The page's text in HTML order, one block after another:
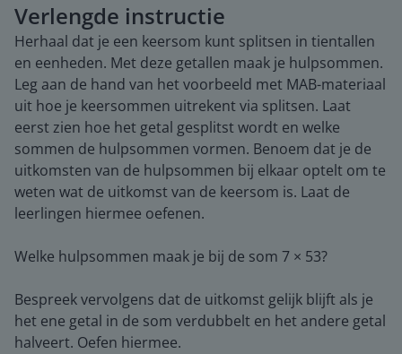
Verlengde instructie
Herhaal dat je een keersom kunt splitsen in tientallen
en eenheden. Met deze getallen maak je hulpsommen.
Leg aan de hand van het voorbeeld met MAB-materiaal
uit hoe je keersommen uitrekent via splitsen. Laat
eerst zien hoe het getal gesplitst wordt en welke
sommen de hulpsommen vormen. Benoem dat je de
uitkomsten van de hulpsommen bij elkaar optelt om te
weten wat de uitkomst van de keersom is. Laat de
leerlingen hiermee oefenen.
Welke hulpsommen maak je bij de som 7 × 53?
Bespreek vervolgens dat de uitkomst gelijk blijft als je
het ene getal in de som verdubbelt en het andere getal
halveert. Oefen hiermee.